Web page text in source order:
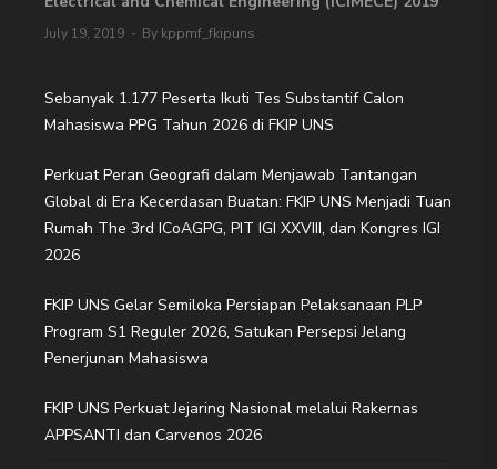
July 19, 2019 By kppmf_fkipuns
Sebanyak 1.177 Peserta Ikuti Tes Substantif Calon
Mahasiswa PPG Tahun 2026 di FKIP UNS
Perkuat Peran Geografi dalam Menjawab Tantangan
Global di Era Kecerdasan Buatan: FKIP UNS Menjadi Tuan
Rumah The 3rd ICoAGPG, PIT IGI XXVIII, dan Kongres IGI
2026
FKIP UNS Gelar Semiloka Persiapan Pelaksanaan PLP
Program S1 Reguler 2026, Satukan Persepsi Jelang
Penerjunan Mahasiswa
FKIP UNS Perkuat Jejaring Nasional melalui Rakernas
APPSANTI dan Carvenos 2026